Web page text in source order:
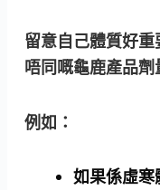
留意自己體質好
唔同嘅龜鹿產品劑
例如：
如果係虛